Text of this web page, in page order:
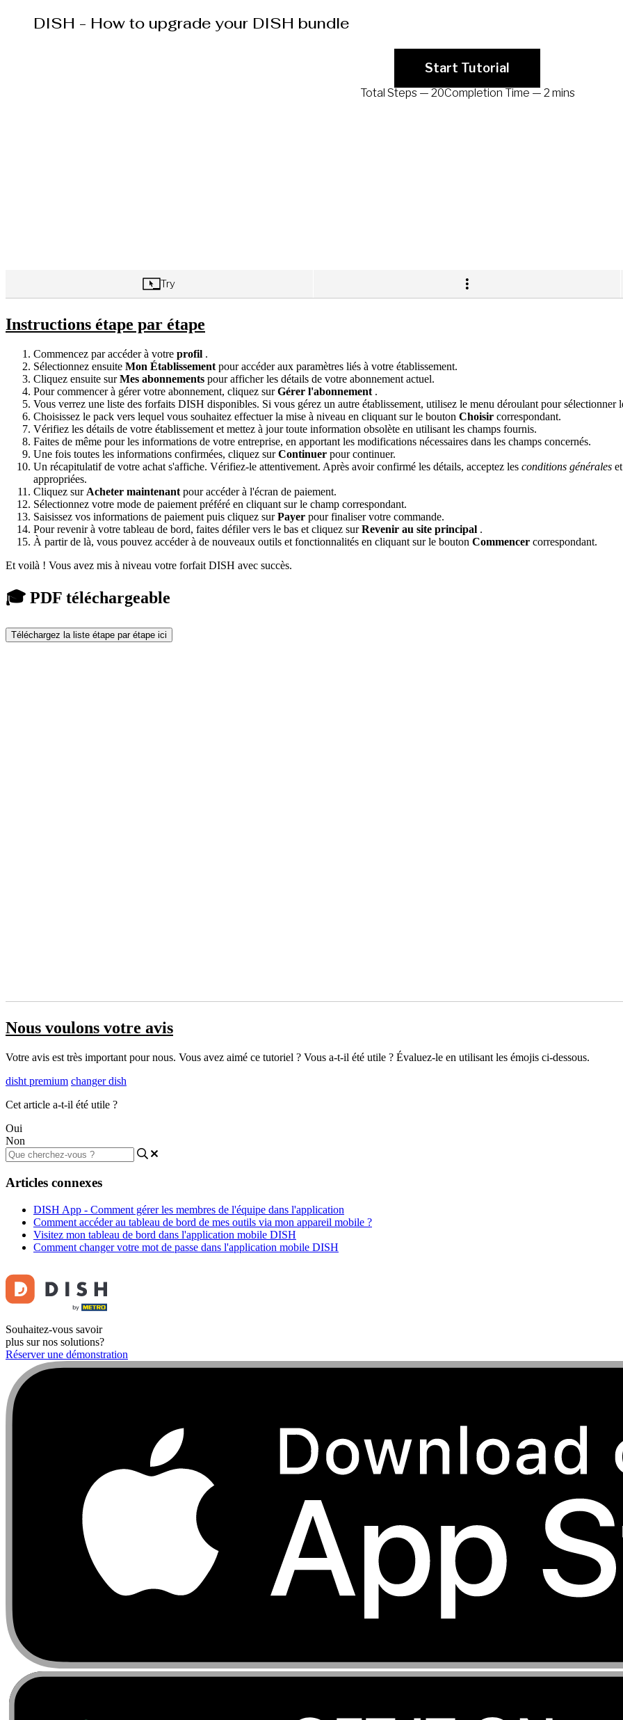
Instructions étape par étape
Commencez par accéder à votre profil .
Sélectionnez ensuite Mon Établissement pour accéder aux paramètres liés à votre établissement.
Cliquez ensuite surMes abonnements pour afficher les détails de votre abonnement actuel.
Pour commencer à gérer votre abonnement, cliquez surGérer l'abonnement .
Vous verrez une liste des forfaits DISH disponibles. Si vous gérez un autre établissement, utilisez le menu déroulant pour sélectionner
Choisissez le pack vers lequel vous souhaitez effectuer la mise à niveau en cliquant sur le bouton Choisir correspondant.
Vérifiez les détails de votre établissement et mettez à jour toute information obsolète en utilisant les champs fournis.
Faites de même pour les informations de votre entreprise, en apportant les modifications nécessaires dans les champs concernés.
Une fois toutes les informations confirmées, cliquez surContinuer pour continuer.
Un récapitulatif de votre achat s'affiche. Vérifiez-le attentivement. Après avoir confirmé les détails, acceptez les conditions générales
appropriées.
Cliquez sur Acheter maintenant pour accéder à l'écran de paiement.
Sélectionnez votre mode de paiement préféré en cliquant sur le champ correspondant.
Saisissez vos informations de paiement puis cliquez surPayer pour finaliser votre commande.
Pour revenir à votre tableau de bord, faites défiler vers le bas et cliquez surRevenir au site principal .
À partir de là, vous pouvez accéder à de nouveaux outils et fonctionnalités en cliquant sur le bouton Commencer correspondant.
Et voilà ! Vous avez mis à niveau votre forfait DISH avec succès.
🎓 PDF téléchargeable
Téléchargez la liste étape par étape ici
Nous voulons votre avis
Votre avis est très important pour nous. Vous avez aimé ce tutoriel ? Vous a-t-il été utile ? Évaluez-le en utilisant les émojis ci-dessous.
disht premium changer dish
Cet article a-t-il été utile ?
Oui
Non
Articles connexes
DISH App - Comment gérer les membres de l'équipe dans l'application
Comment accéder au tableau de bord de mes outils via mon appareil mobile ?
Visitez mon tableau de bord dans l'application mobile DISH
Comment changer votre mot de passe dans l'application mobile DISH
Souhaitez-vous savoir
plus sur nos solutions?
Réserver une démonstration